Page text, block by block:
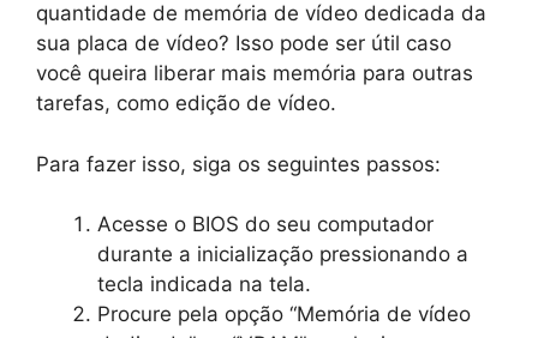
quantidade de memória de vídeo dedicada da
sua placa de vídeo? Isso pode ser útil caso
você queira liberar mais memória para outras
tarefas, como edição de vídeo.
Para fazer isso, siga os seguintes passos:
Acesse o BIOS do seu computador
durante a inicialização pressionando a
tecla indicada na tela.
Procure pela opção “Memória de vídeo